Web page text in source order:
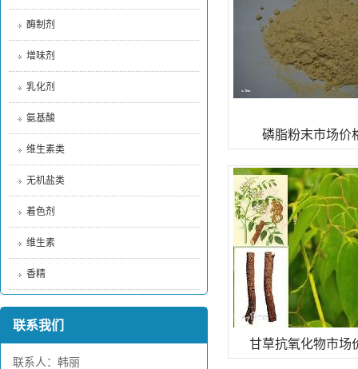
酶制剂
增味剂
乳化剂
氨基酸
维生素类
无机盐类
着色剂
维生素
香精
联系我们
联系人：韩丽
磷脂粉末市场价
甘草抗氧化物市场